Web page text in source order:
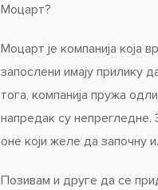
Моцарт?
Моцарт је компанија која
запослени имају прилику
тога, компанија пружа
напредак су
оне који желе да започну
Позивам и друге да се